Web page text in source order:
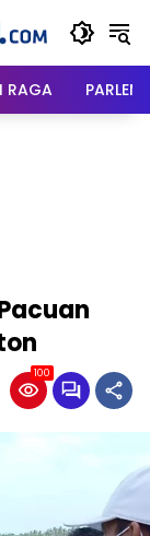
RAGA
100